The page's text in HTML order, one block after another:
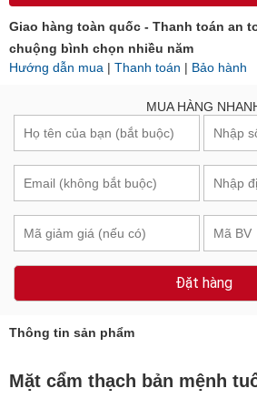
Giao hàng toàn quốc - Thanh toán an
chuộng bình chọn nhiều năm
Hướng dẫn mua | Thanh toán | Bảo hành
MUA HÀNG
Đặt hàng
Thông tin sản phẩm
Mặt cẩm thạch bản mệnh